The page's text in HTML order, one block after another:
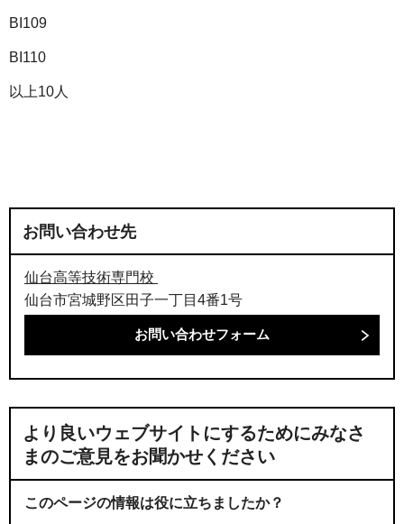
BI109
BI110
以上10人
お問い合わせ先
仙台高等技術専門校
仙台市宮城野区田子一丁目4番1号
より良いウェブサイトにするためにみなさ
まのご意見をお聞かせください
このページの情報は役に立ちましたか？